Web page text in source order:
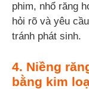
phim, nhổ răng
hỏi rõ và yêu
tránh phát sinh.
4. Niềng
bằng kim